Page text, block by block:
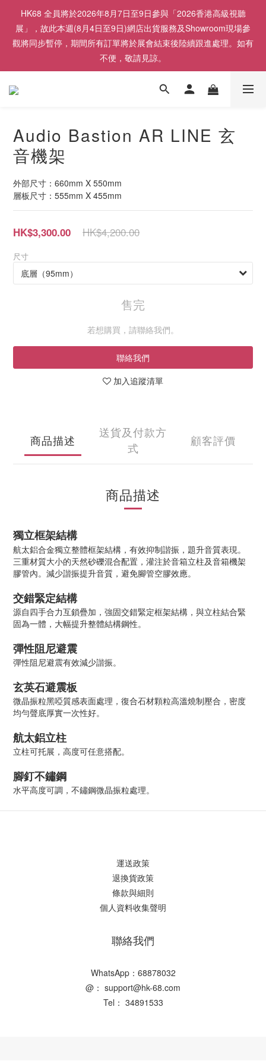
HK68 全員將於2026年8月7日至9日參與「2026香港高級視聽
展」，故此本週(8月4日至9日)網店出貨服務及Showroom現場參
觀將同步暫停，期間所有訂單將於展會結束後陸續跟進處理。如有
不便，敬請見諒。
Audio Bastion AR LINE 玄
音機架
外部尺寸：660mm X 550mm
層板尺寸：555mm X 455mm
HK$4,200.00
HK$3,300.00
尺寸
售完
若想購買，請聯絡我們。
聯絡我們
加入追蹤清單
商品描述
送貨及付款方
式
顧客評價
商品描述
獨立框架結構
航太鋁合金獨立整體框架結構，有效抑制諧振，題升音質表現。
三重材質大小的天然砂礫混合配置，灌注於音箱立柱及音箱機架
膠管內。減少諧振提升音質，避免腳管空膠效應。
交錯緊定結構
源自四手合力互鎖疊加，強固交錯緊定框架結構，與立柱結合緊
固為一體，大幅提升整體結構鋼性。
彈性阻尼避震
彈性阻尼避震有效減少諧振。
玄英石避震板
微晶振粒黑啞質感表面處理，復合石材顆粒高溫燒制壓合，密度
均勻聲底厚實一次性好。
航太鋁立柱
立柱可托展，高度可任意搭配。
腳釘不鏽鋼
水平高度可調，不鏽鋼微晶振粒處理。
運送政策
退換貨政策
條款與細則
個人資料收集聲明
聯絡我們
WhatsApp：68878032
@： support@hk-68.com
Tel： 34891533